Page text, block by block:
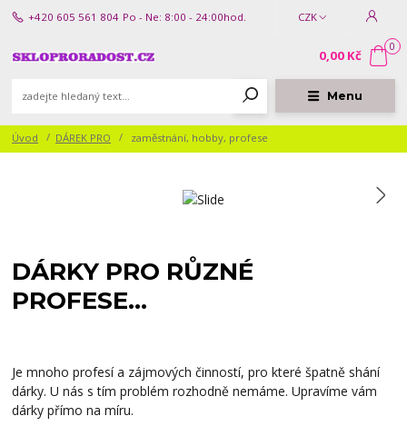
Menu
CZK
+420 605 561 804 Po - Ne: 8:00 - 24:00hod.
0
0,00 Kč
Úvod DÁREK PRO zaměstnání, hobby, profese
DÁRKY PRO RŮZNÉ
PROFESE...
Je mnoho profesí a zájmových činností, pro které špatně shání
dárky. U nás s tím problém rozhodně nemáme. Upravíme vám
dárky přímo na míru.